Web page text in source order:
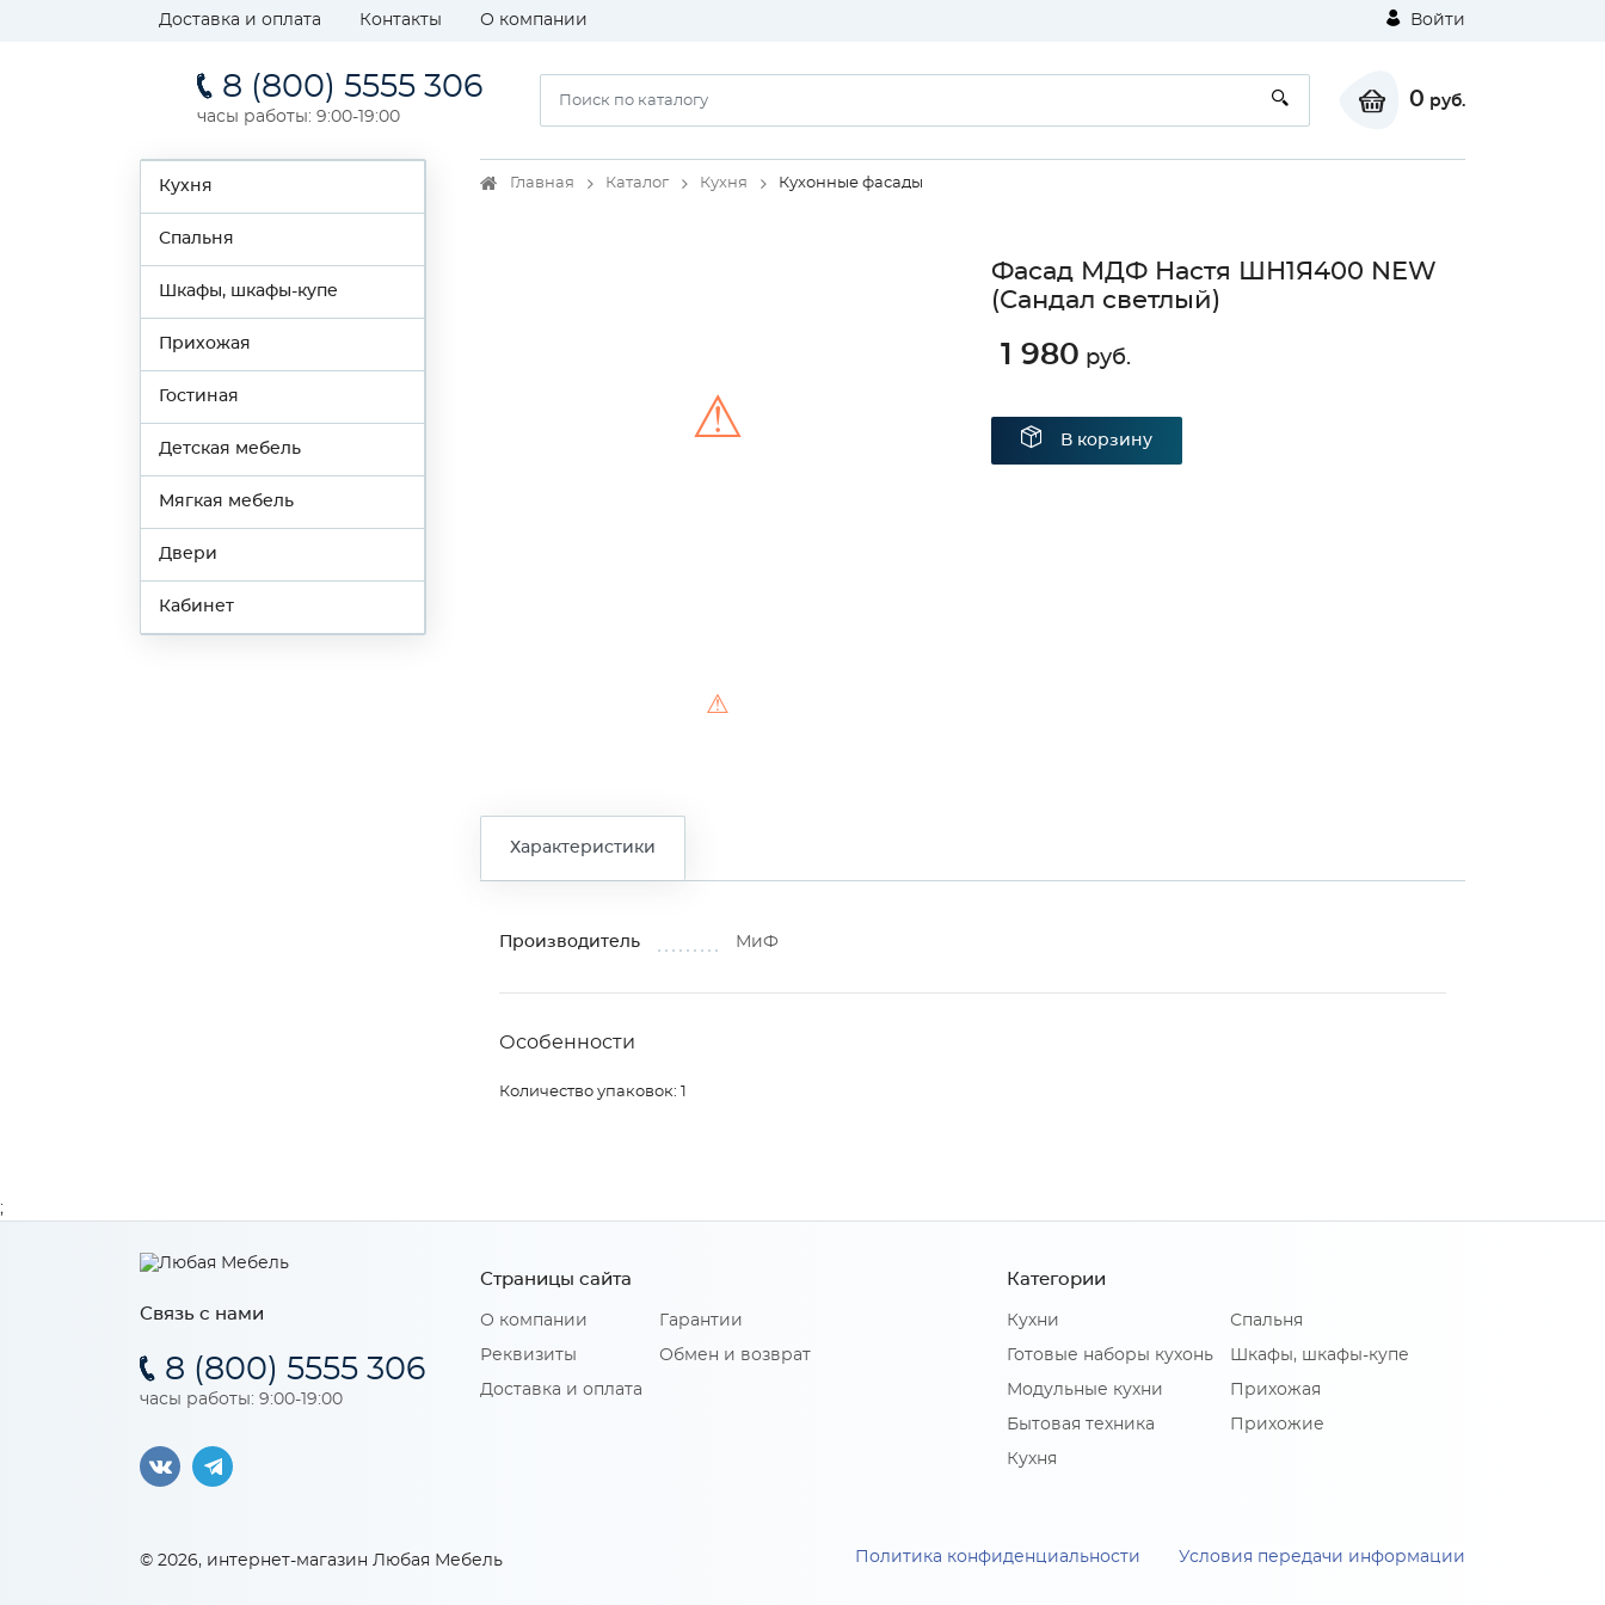
Доставка и оплата Контакты О компании Войти
8 (800) 5555 306
часы работы: 9:00-19:00
0 руб.
Кухня
Спальня
Шкафы, шкафы-купе
Прихожая
Гостиная
Детская мебель
Мягкая мебель
Двери
Кабинет
Главная Каталог Кухня Кухонные фасады
⚠
⚠
Фасад МДФ Настя ШН1Я400 NEW
(Сандал светлый)
1 980 руб.
В корзину
Характеристики
Производитель МиФ
Особенности
Количество упаковок: 1
Связь с нами
8 (800) 5555 306
часы работы: 9:00-19:00
Страницы сайта
О компании
Реквизиты
Доставка и оплата
Гарантии
Обмен и возврат
Категории
Кухни
Готовые наборы кухонь
Модульные кухни
Бытовая техника
Кухня
Спальня
Шкафы, шкафы-купе
Прихожая
Прихожие
© 2026, интернет-магазин Любая Мебель Политика конфиденциальности Условия передачи информации
;